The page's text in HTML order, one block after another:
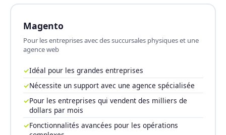
Magento
Pour les entreprises avec des succursales physiques et une
agence web
✓Idéal pour les grandes entreprises
✓Nécessite un support avec une agence spécialisée
✓Pour les entreprises qui vendent des milliers de
dollars par mois
✓Fonctionnalités avancées pour les opérations